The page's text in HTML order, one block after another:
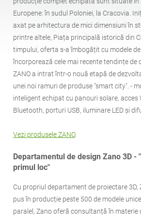
Gărzile de protecție a
copacilor
Lanțuri
Stații de dezinfecție
engleză (USA)
franceză
italiană
română
estonă
Europene: în sudul Poloniei, la Cracovia.
axat pe arhitectura de mici dimensiuni în
printre altele, Piața principală istorică din
timpului, oferta s-a îmbogățit cu modele
încorporează cele mai recente tendințe de
ZANO a intrat într-o nouă etapă de
unei noi ramuri de produse "smart city". -
inteligent echipat cu panouri solare, acces
Bluetooth, porturi USB, iluminare LED și
Vezi produsele ZANO.
Departamentul de design Zano 3D -
primul loc"
Cu propriul departament de proiectare 3D,
pus în producție peste 500 de modele
paralel, Zano oferă consultanță în materie